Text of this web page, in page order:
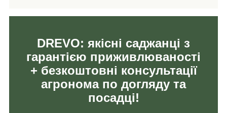
DREVO: якісні саджанці з
гарантією приживлюваності
+ безкоштовні консультації
агронома по догляду та
посадці!